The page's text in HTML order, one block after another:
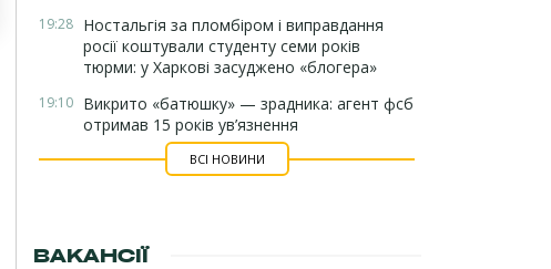
19:28 Ностальгія за пломбіром і виправдання
росії коштували студенту семи років
тюрми: у Харкові засуджено «блогера»
19:10 Викрито «батюшку» — зрадника: агент фсб
отримав 15 років ув’язнення
ВСІ НОВИНИ
ВАКАНСІЇ